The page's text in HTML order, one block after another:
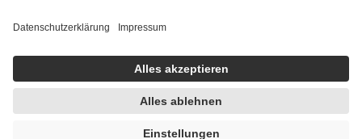
getroffen, um sicherzustellen, dass es sich um echte Bewertungen
https://help.etrusted.com/hc/de/articles/4419944605341
Einige Bilder und Inhalte wurden unter Zuhilfenahme künstlicher